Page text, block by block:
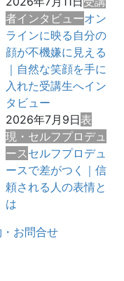
者インタビューオン
ラインに映る自分の
顔が不機嫌に見える
｜自然な笑顔を手に
入れた受講生へイン
タビュー
2026年7月9日表
現・セルフプロデュ
ース セルフプロデュ
ースで差がつく｜信
頼される人の表情と
は
お問合せ